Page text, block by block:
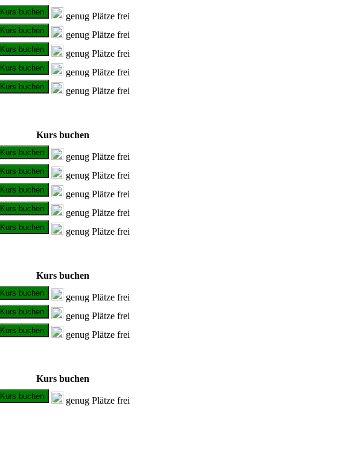
Kurs buchen
genug Plätze frei
Kurs buchen
genug Plätze frei
Kurs buchen
genug Plätze frei
Kurs buchen
genug Plätze frei
Kurs buchen
genug Plätze frei
Kurs buchen
Kurs buchen
genug Plätze frei
Kurs buchen
genug Plätze frei
Kurs buchen
genug Plätze frei
Kurs buchen
genug Plätze frei
Kurs buchen
genug Plätze frei
Kurs buchen
Kurs buchen
genug Plätze frei
Kurs buchen
genug Plätze frei
Kurs buchen
genug Plätze frei
Kurs buchen
Kurs buchen genug Plätze frei